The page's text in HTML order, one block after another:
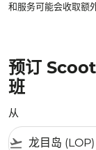
和服务可能会收取额
预订
班
从
flight_takeoff